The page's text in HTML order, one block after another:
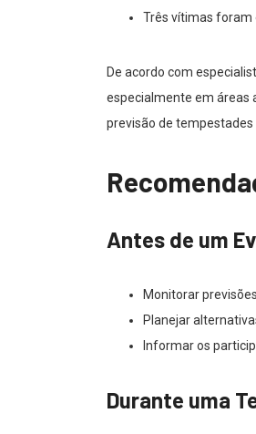
Três vítimas foram
De acordo com
especialmente em áreas
previsão de
Antes de um
Monitorar
Planejar
Informar os
Durante uma